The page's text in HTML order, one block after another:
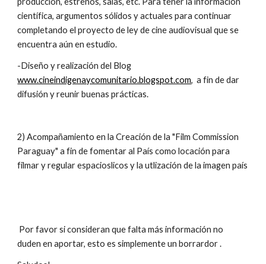
científica, argumentos sólidos y actuales para continuar
completando el proyecto de ley de cine audiovisual que se
encuentra aún en estudio.
www.cineindigenaycomunitario.blogspot.com,  a fin de dar
difusión y reunir buenas prácticas.
2) Acompañamiento en la Creación de la "Film Commission
Paraguay" a fin de fomentar al País como locación para
filmar y regular espacioslicos y la utlización de la imagen país
duden en aportar, esto es simplemente un borrardor .